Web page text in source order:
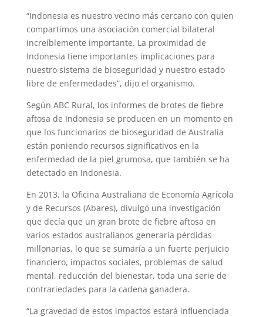
“Indonesia es nuestro vecino más cercano con quien
compartimos una asociación comercial bilateral
increíblemente importante. La proximidad de
Indonesia tiene importantes implicaciones para
nuestro sistema de bioseguridad y nuestro estado
libre de enfermedades”, dijo el organismo.
Según ABC Rural, los informes de brotes de fiebre
aftosa de Indonesia se producen en un momento en
que los funcionarios de bioseguridad de Australia
están poniendo recursos significativos en la
enfermedad de la piel grumosa, que también se ha
detectado en Indonesia.
En 2013, la Oficina Australiana de Economía Agrícola
y de Recursos (Abares), divulgó una investigación
que decía que un gran brote de fiebre aftosa en
varios estados australianos generaría pérdidas
millonarias, lo que se sumaría a un fuerte perjuicio
financiero, impactos sociales, problemas de salud
mental, reducción del bienestar, toda una serie de
contrariedades para la cadena ganadera.
“La gravedad de estos impactos estará influenciada